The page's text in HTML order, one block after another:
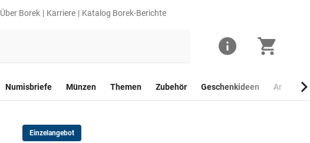
Über Borek Karriere Katalog Borek-Berichte
Numisbriefe Münzen Themen Zubehör Geschenkideen
Einzelangebot